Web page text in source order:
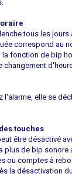
tous les jours
correspond au
fonction de bip
changement
l'alarme, elle se
touches
être désactivé
plus de bip sonore
ou comptes à
la désactivation